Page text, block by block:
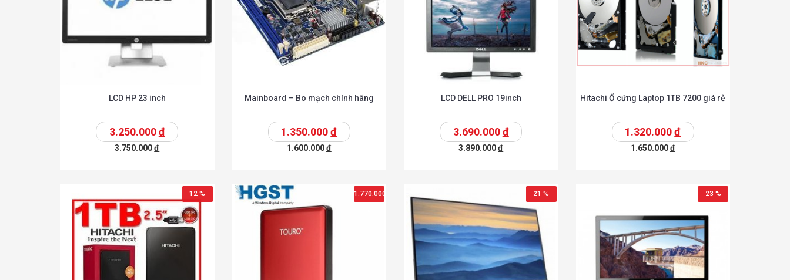
LCD HP 23 inch
3.250.000đ
3.750.000đ
Mainboard – Bo mạch chính hãng
1.350.000đ
1.600.000đ
LCD DELL PRO 19inch
3.690.000đ
3.890.000đ
Hitachi Ổ cứng Laptop 1TB 7200 giá rẻ
1.320.000đ
1.650.000đ
12 %
1.770.000
21 % 23 %